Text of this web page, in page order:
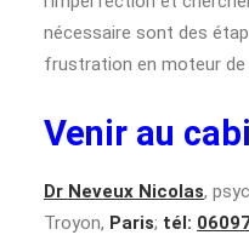
nécessaire sont des
frustration en moteur de
Venir au
Dr Neveux Nicolas,
Troyon, Paris; tél: